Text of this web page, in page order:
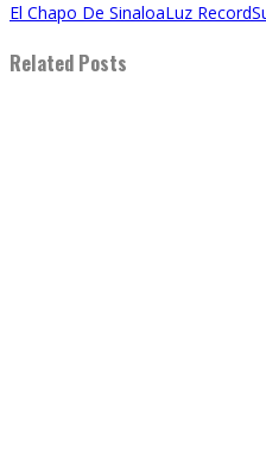
El Chapo De SinaloaLuz Record
Related Posts